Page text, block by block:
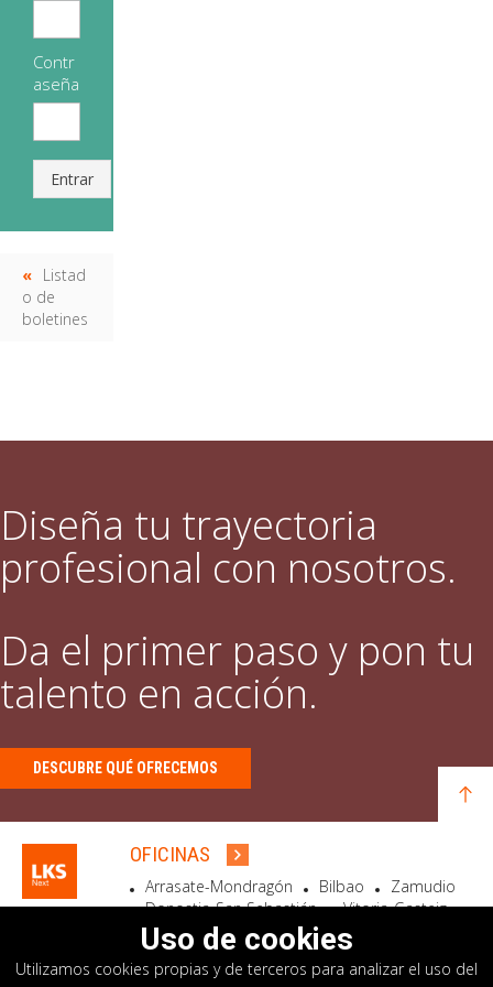
Contr
aseña
Entrar
Listad
o de
boletines
Diseña tu trayectoria
profesional con nosotros.
Da el primer paso y pon tu
talento en acción.
DESCUBRE QUÉ OFRECEMOS
OFICINAS
Arrasate-Mondragón Bilbao
Zamudio
Donostia-San Sebastián
Vitoria-Gasteiz
Madrid
El Astillero Bidart
Uso de cookies
Utilizamos cookies propias y de terceros para analizar el uso del